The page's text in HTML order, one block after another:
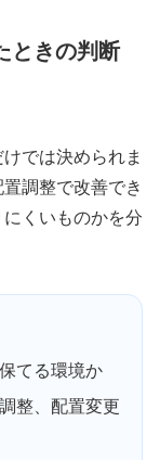
ときの判断
では決められま
調整で改善でき
くいものかを分
てる環境か
整、配置変更